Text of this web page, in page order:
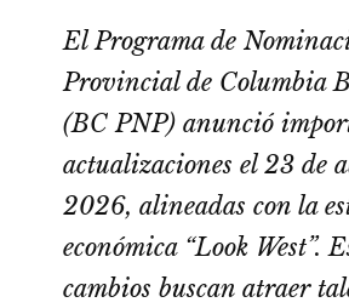
El Programa de
Provincial de Columbia
(BC PNP) anunció
actualizaciones el 23 de
2026, alineadas con la
económica “Look West”.
cambios buscan atraer